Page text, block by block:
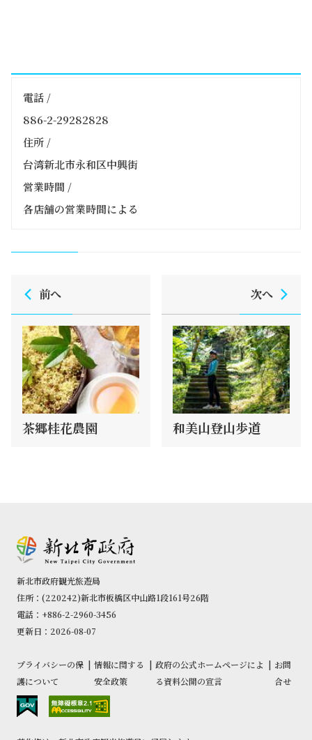
電話 /
886-2-29282828
住所 /
台湾新北市永和区中興街
営業時間 /
各店舗の営業時間による
前へ
茶郷桂花農園
次へ
和美山登山歩道
新北市政府観光旅遊局
住所：(220242)新北市板橋区中山路1段161号26階
電話：+886-2-2960-3456
更新日：2026-08-07
プライバシーの保
護について
| 情報に関する
安全政策
| 政府の公式ホームページによ
る資料公開の宣言
| お問
合せ